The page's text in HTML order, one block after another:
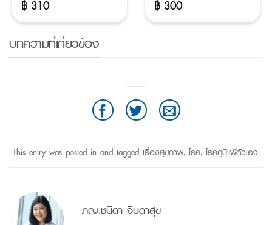
฿ 310 ฿ 300
บทความที่เกี่ยวข้อง
This entry was posted in and tagged เรื่องสุขภาพ,โรค,โรคภูมิแพ้ตัวเอง.
ภญ.ชนิดา จินดาสุข